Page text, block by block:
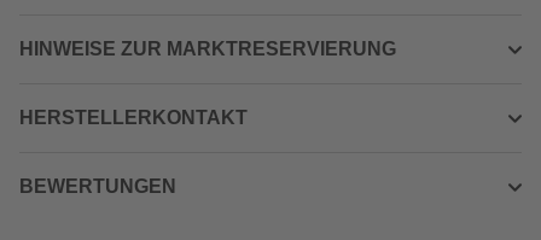
HINWEISE ZUR MARKTRESERVIERUNG
HERSTELLERKONTAKT
BEWERTUNGEN